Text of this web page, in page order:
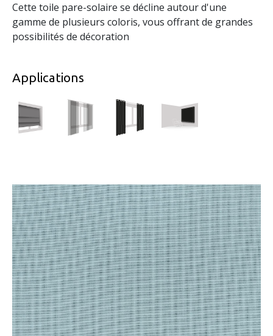
Cette toile pare-solaire se décline autour d'une
gamme de plusieurs coloris, vous offrant de grandes
possibilités de décoration
Applications